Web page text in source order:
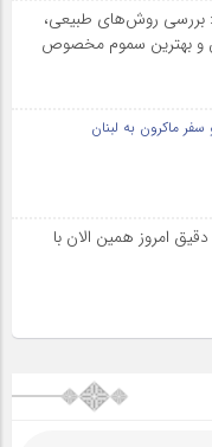
روش‌های طبیعی،
بهترین سموم مخصوص
ماکرون به لبنان
امروز همین الان با